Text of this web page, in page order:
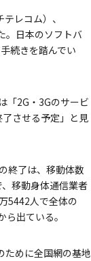
レコム）、
。日本のソフトバ
続きを踏んでい
「2G・3Gのサービ
させる予定」と見
終了は、移動体数
移動身体通信業者
5442人で全体の
出ている。
ために全国網の基地